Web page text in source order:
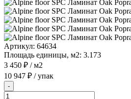
Артикул: 64634
Площадь единицы, м2: 3.173
3 450 ₽ / м2
10 947 ₽ / упак
-